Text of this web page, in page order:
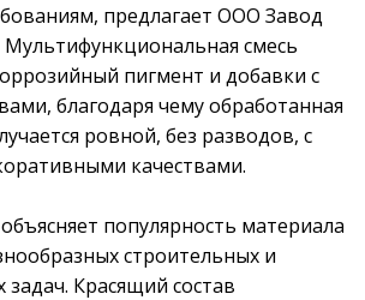
предлагает ООО Завод
Мультифункциональная смесь
пигмент и добавки с
благодаря чему обработанная
ровной, без разводов, с
качествами.
популярность материала
строительных и
задач. Красящий состав